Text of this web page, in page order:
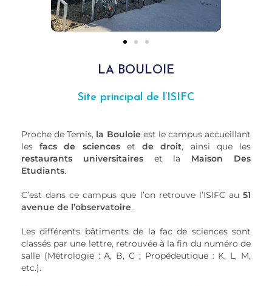
LA BOULOIE
Site principal de l’ISIFC
Proche de Temis, la Bouloie est le campus accueillant
lesfacs de scienceset de droit, ainsi que les
restaurants universitaireset la Maison Des
Etudiants.
C’est dans ce campus que l’on retrouve l’ISIFC au 51
avenue de l’observatoire.
Les différents bâtiments de la fac de sciences sont
classés par une lettre, retrouvée à la fin du numéro de
salle (Métrologie : A, B, C ; Propédeutique : K, L, M,
etc.).